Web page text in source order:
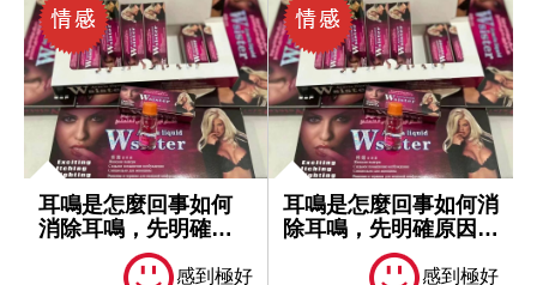
耳鳴是怎麼回事如何
消除耳鳴，先明確原
感到極好
耳鳴是怎麼回事如何消
除耳鳴，先明確原因再
感到極好